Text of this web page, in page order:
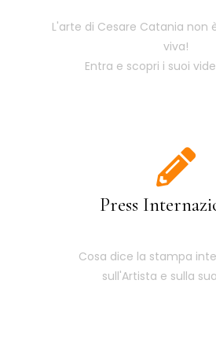
L'arte di Cesare Catania non
viva!
Entra e scopri i suoi
Press
Cosa dice la stampa
sull'Artista e sulla